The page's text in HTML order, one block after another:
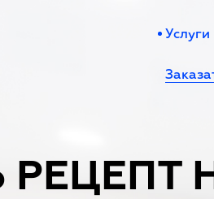
Услуги
РЕЦЕПТ